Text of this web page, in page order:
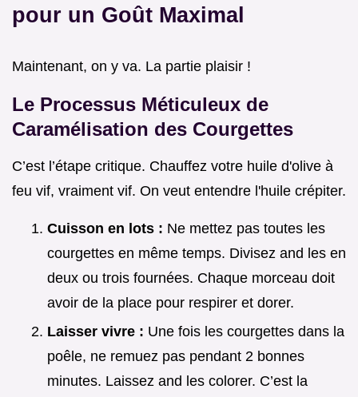
pour un Goût Maximal
Maintenant, on y va. La partie plaisir !
Le Processus Méticuleux de
Caramélisation des Courgettes
C’est l’étape critique. Chauffez votre huile d'olive à
feu vif, vraiment vif. On veut entendre l'huile crépiter.
Cuisson en lots : Ne mettez pas toutes les
courgettes en même temps. Divisez and les en
deux ou trois fournées. Chaque morceau doit
avoir de la place pour respirer et dorer.
Laisser vivre : Une fois les courgettes dans la
poêle, ne remuez pas pendant 2 bonnes
minutes. Laissez and les colorer. C’est la